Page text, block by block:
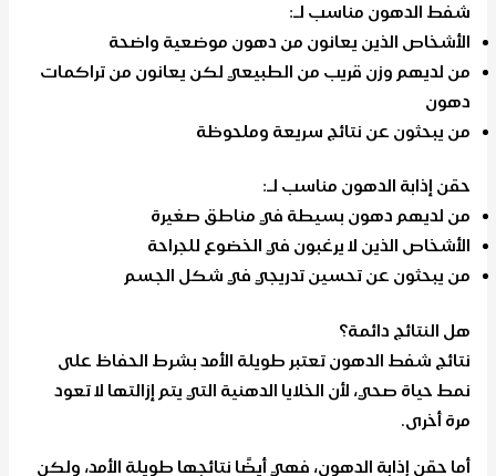
شفط الدهون مناسب لـ:
الأشخاص الذين يعانون من دهون موضعية واضحة
من لديهم وزن قريب من الطبيعي لكن يعانون من تراكمات
دهون
من يبحثون عن نتائج سريعة وملحوظة
حقن إذابة الدهون مناسب لـ:
من لديهم دهون بسيطة في مناطق صغيرة
الأشخاص الذين لا يرغبون في الخضوع للجراحة
من يبحثون عن تحسين تدريجي في شكل الجسم
هل النتائج دائمة؟
نتائج شفط الدهون تعتبر طويلة الأمد بشرط الحفاظ على
نمط حياة صحي، لأن الخلايا الدهنية التي يتم إزالتها لا تعود
مرة أخرى.
أما حقن إذابة الدهون، فهي أيضًا نتائجها طويلة الأمد، ولكن